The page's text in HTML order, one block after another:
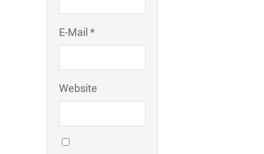
E-Mail *
Website